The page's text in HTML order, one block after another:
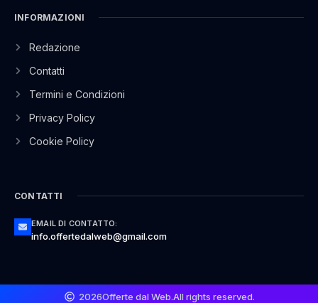
INFORMAZIONI
Redazione
Contatti
Termini e Condizioni
Privacy Policy
Cookie Policy
CONTATTI
EMAIL DI CONTATTO:
info.offertedalweb@gmail.com
2026Offerte dal Web.All rights reserved.